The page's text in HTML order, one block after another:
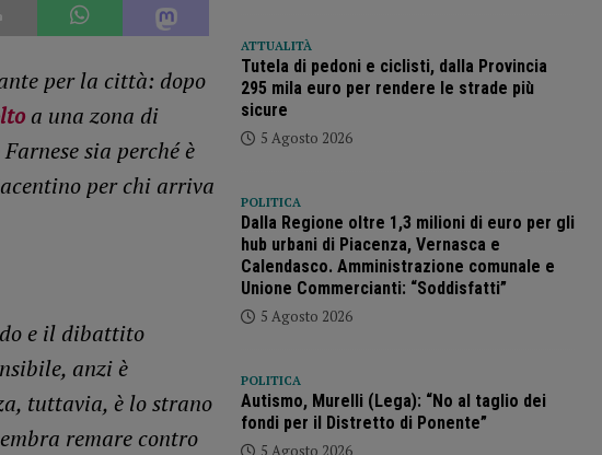
per la città: dopo
a una zona di
sia perché è
per chi arriva
e il dibattito
anzi è
tuttavia, è lo strano
remare contro
ATTUALITÀ
Tutela di pedoni e ciclisti, dalla Provincia
295 mila euro per rendere le strade più
sicure
5 Agosto 2026
POLITICA
Dalla Regione oltre 1,3 milioni di euro per gli
hub urbani di Piacenza, Vernasca e
Calendasco. Amministrazione comunale e
Unione Commercianti: “Soddisfatti”
5 Agosto 2026
POLITICA
Autismo, Murelli (Lega): “No al taglio dei
fondi per il Distretto di Ponente”
5 Agosto 2026